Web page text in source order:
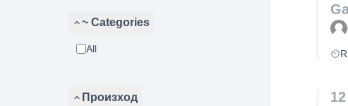
~ Categories
All
Произход